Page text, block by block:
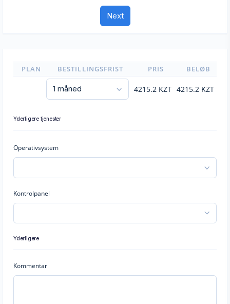
PLAN BESTILLINGSFRIST PRIS BELØB
4215.2 KZT 4215.2 KZT
Yderligere tjenester
Operativsystem
Kontrolpanel
Yderligere
Kommentar